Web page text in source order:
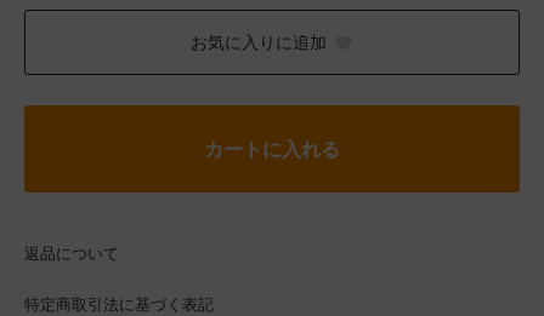
お気に入りに追加
カートに入れる
返品について
特定商取引法に基づく表記